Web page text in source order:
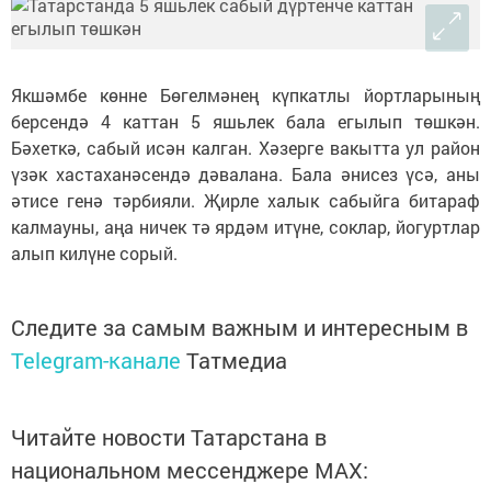
Якшәмбе көнне Бөгелмәнең күпкатлы йортларының
берсендә 4 каттан 5 яшьлек бала егылып төшкән.
Бәхеткә, сабый исән калган. Хәзерге вакытта ул район
үзәк хастаханәсендә дәвалана. Бала әнисез үсә, аны
әтисе генә тәрбияли. Җирле халык сабыйга битараф
калмауны, аңа ничек тә ярдәм итүне, соклар, йогуртлар
алып килүне сорый.
Следите за самым важным и интересным в
Telegram-канале Татмедиа
Читайте новости Татарстана в
национальном мессенджере MАХ: